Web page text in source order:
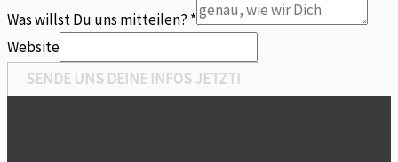
Was willst Du uns mitteilen? *
Website
SENDE UNS DEINE INFOS JETZT!